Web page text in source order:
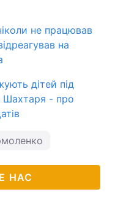
не працював
на
дітей під
Шахтаря - про
НАС